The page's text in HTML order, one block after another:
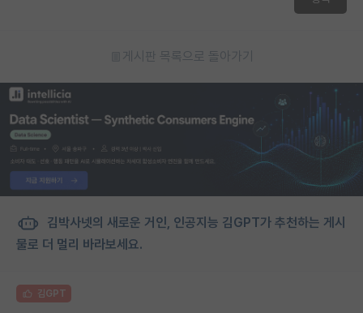
게시판 목록으로 돌아가기
김박사넷의 새로운 거인, 인공지능 김GPT가 추천하는 게시
물로 더 멀리 바라보세요.
김GPT